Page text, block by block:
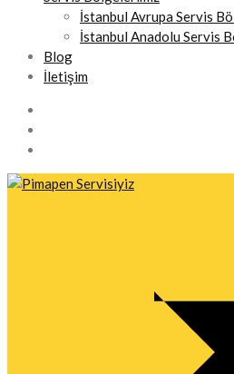
İstanbul Avrupa Servis
İstanbul Anadolu Servis
Blog
İletişim